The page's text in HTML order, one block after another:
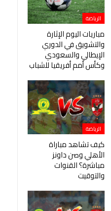
الرياضة
مباريات اليوم الإثارة
والتشويق في الدوري
الإيطالي والسعودي
وكأس أمم أفريقيا للشباب
الرياضة
كيف تشاهد مباراة
الأهلي وصن داونز
مباشرة؟ القنوات
والتوقيت